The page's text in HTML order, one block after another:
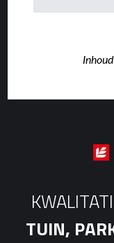
TUIN,